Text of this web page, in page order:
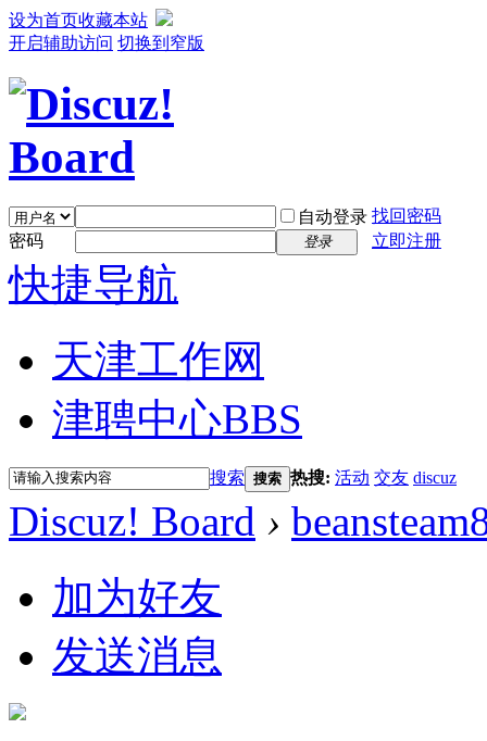
设为首页收藏本站
开启辅助访问 切换到窄版
自动登录 找回密码
密码
登录 立即注册
快捷导航
天津工作网
津聘中心BBS
搜索 搜索 热搜: 活动 交友 discuz
Discuz! Board ›
加为好友
发送消息